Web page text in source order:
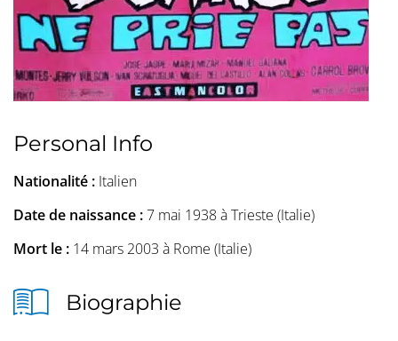
Personal Info
Nationalité : Italien
Date de naissance :7 mai 1938 à Trieste (Italie)
Mort le : 14 mars 2003 à Rome (Italie)
Biographie